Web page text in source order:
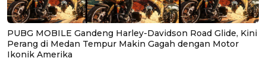
PUBG MOBILE Gandeng Harley-Davidson Road Glide, Kini
Perang di Medan Tempur Makin Gagah dengan Motor
Ikonik Amerika